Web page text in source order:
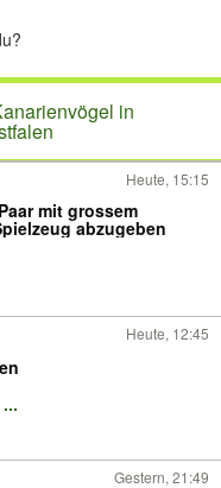
in
Heute, 15:15
mit grossem
abzugeben
Heute, 12:45
...
Gestern, 21:49